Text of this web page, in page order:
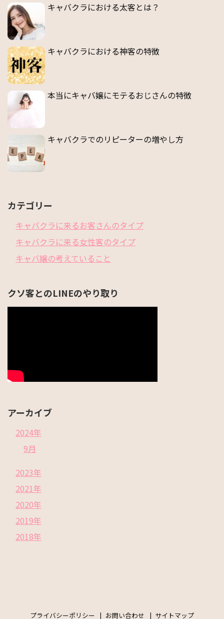
キャバクラにおける太客とは？
キャバクラにおける神客の特徴
本当にキャバ嬢にモテるおじさんの特徴
キャバクラでのリピーターの増やし方
カテゴリー
キャバクラに来るお客さんのタイプ
キャバクラに来る女性客のタイプ
キャバ嬢の考えていること
クソ客とのLINEのやり取り
アーカイブ
2024年
9月
2023年
2021年
2020年
2019年
2018年
プライバシーポリシー お問い合わせ サイトマップ